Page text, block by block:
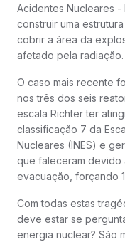
Acidentes Nucleares -
construir uma
cobrir a área da
afetado pela radiação.
O caso mais recente
nos três dos seis
escala Richter ter
classificação 7 da
Nucleares (INES) e
que faleceram devido
evacuação, forçando
Com todas estas
deve estar se
energia nuclear? São